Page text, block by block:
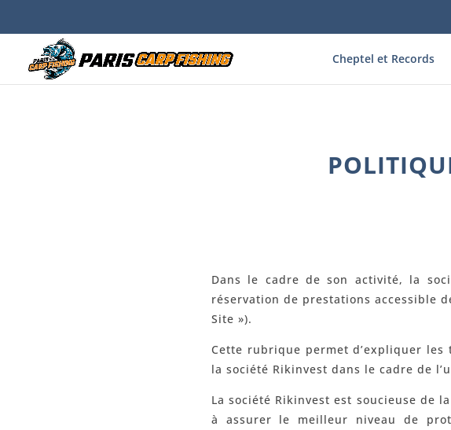
Cheptel et Records
Dans le cadre de son activité, la
réservation de prestations accessible
Site »).
Cette rubrique permet d’expliquer
la société Rikinvest dans le cadre de
La société Rikinvest est soucieuse de
à assurer le meilleur niveau de